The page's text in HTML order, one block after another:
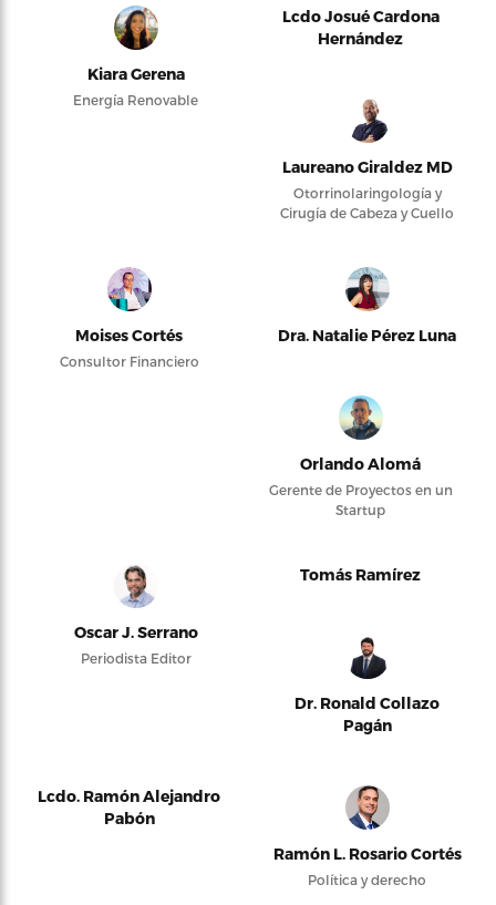
Kiara Gerena
Energía Renovable
Lcdo Josué Cardona
Hernández
Laureano Giraldez MD
Otorrinolaringología y
Cirugía de Cabeza y Cuello
Moises Cortés
Consultor Financiero
Dra. Natalie Pérez Luna
Orlando Alomá
Gerente de Proyectos en un
Startup
Oscar J. Serrano
Periodista Editor
Tomás Ramírez
Dr. Ronald Collazo
Pagán
Lcdo. Ramón Alejandro
Pabón
Ramón L. Rosario Cortés
Política y derecho